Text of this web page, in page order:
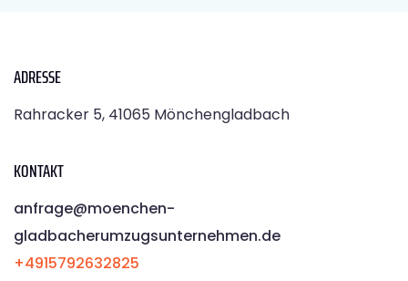
ADRESSE
Rahracker 5, 41065 Mönchengladbach
KONTAKT
anfrage@moenchen­
gladbacherumzugsunternehmen.de
+4915792632825